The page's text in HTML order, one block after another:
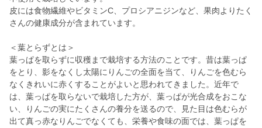
皮には食物繊維やビタミンC、プロシアニジンなど、果肉よりたく
さんの健康成分が含まれています。
＜葉とらずとは＞
葉っぱを取らずに収穫まで栽培する方法のことです。昔は葉っぱ
をとり、影をなくし太陽にりんごの全面を当て、りんごを色むら
なくきれいに赤くすることがよいと思われてきました。近年で
は、葉っぱを取らないで栽培した方が、葉っぱが光合成をおこな
い、りんごの実にたくさんの養分を送るので、見た目は色むらが
出て真っ赤なりんごでなくても、栄養や食味の面では、葉っぱを